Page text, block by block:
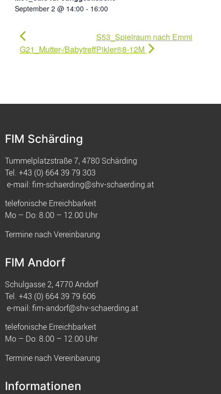
September 2 @ 14:00 - 16:00
G21_Mutter-/Babytreff
S53_Spielraum nach Emmi
Pikler®8-12M
FIM Schärding
Tummelplatzstraße 7, 4780 Schärding
Tel. +43 (0) 664 39 79 303
e-mail:fim-schaerding@shv-schaerding.at
telefonische Erreichbarkeit
Mo – Do: 8.00 – 12.00 Uhr
Termine nach Vereinbarung
FIM Andorf
Schulgasse 2, 4770 Andorf
Tel. +43 (0) 664 39 79 606
e-mail:fim-andorf@shv-schaerding.at
telefonische Erreichbarkeit
Mo – Do: 8.00 – 12.00 Uhr
Termine nach Vereinbarung
Informationen